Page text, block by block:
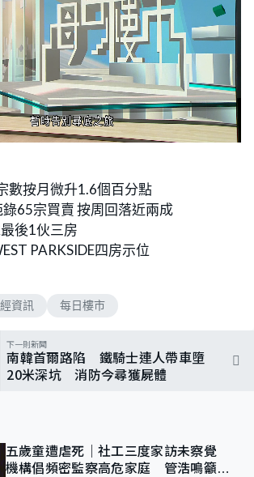
d
9
數按月微升1.6個百分點
錄65宗買賣 按周回落近兩成
後1伙三房
PARKSIDE四房示位
資訊 每日樓市
下一則新聞
南韓首爾路陷 鐵騎士連人帶車墮
20米深坑 消防今尋獲屍體
五歲童遭虐死｜社工三度家訪未察覺
機構倡頻密監察高危家庭 管浩鳴籲加